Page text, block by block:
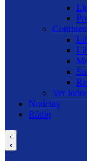
Ver
Notícias
Rádio